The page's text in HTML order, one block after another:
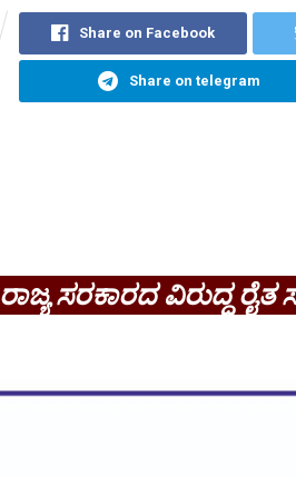
Share on Facebook
Share on telegram
ರಾಜ್ಯ ಸರಕಾರದ ವಿರುದ್ಧ